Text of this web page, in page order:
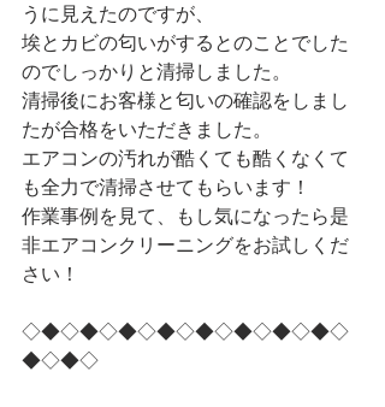
うに見えたのですが、
埃とカビの匂いがするとのことでした
のでしっかりと清掃しました。
清掃後にお客様と匂いの確認をしまし
たが合格をいただきました。
エアコンの汚れが酷くても酷くなくて
も全力で清掃させてもらいます！
作業事例を見て、もし気になったら是
非エアコンクリーニングをお試しくだ
さい！
◇◆◇◆◇◆◇◆◇◆◇◆◇◆◇◆◇
◆◇◆◇